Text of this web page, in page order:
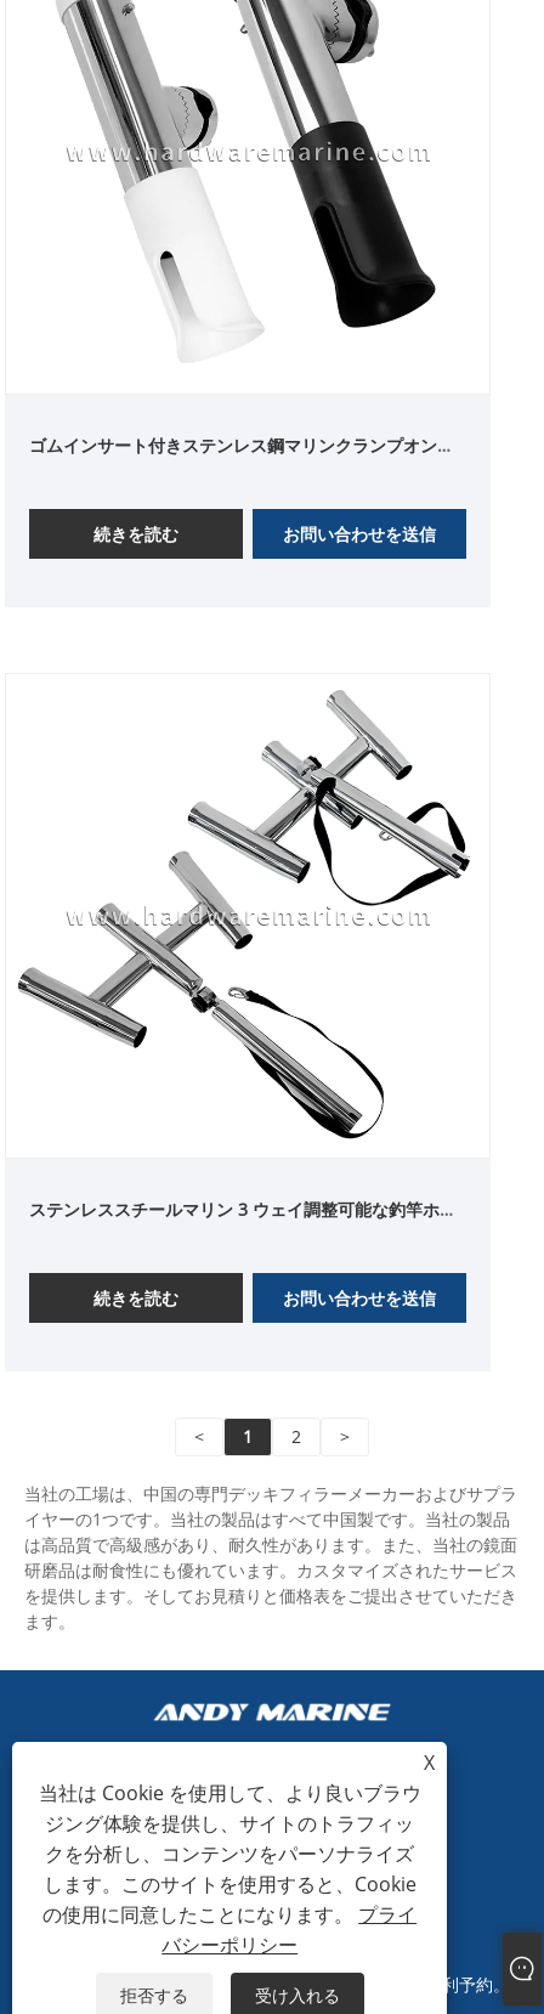
ゴムインサート付きステンレス鋼マリンクランプオンロ
続きを読む お問い合わせを送信
ステンレススチールマリン 3 ウェイ調整可能な釣竿ホル
続きを読む お問い合わせを送信
< 1 2 >
当社の工場は、中国の専門デッキフィラーメーカーおよびサプラ
イヤーの1つです。当社の製品はすべて中国製です。当社の製品
は高品質で高級感があり、耐久性があります。また、当社の鏡面
研磨品は耐食性にも優れています。カスタマイズされたサービス
を提供します。そしてお見積りと価格表をご提出させていただき
ます。
+86-15865772126
andy@hardwaremarine.com
著作権 © 2023 山東電力産業貿易有限公司すべての権利予約。
X
当社は Cookie を使用して、より良いブラウ
ジング体験を提供し、サイトのトラフィッ
クを分析し、コンテンツをパーソナライズ
します。このサイトを使用すると、Cookie
の使用に同意したことになります。 プライ
バシーポリシー
拒否する 受け入れる